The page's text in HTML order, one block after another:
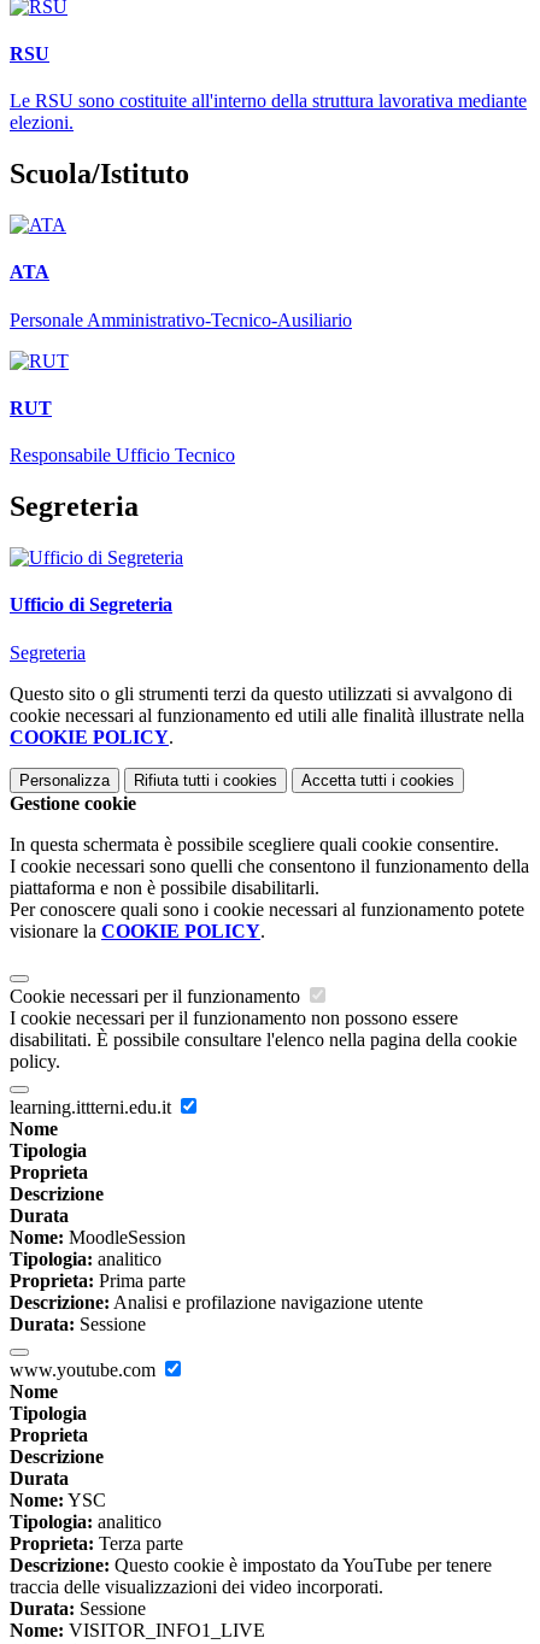
RSU
Le RSU sono costituite all'interno della struttura lavorativa mediante
elezioni.
Scuola/Istituto
ATA
Personale Amministrativo-Tecnico-Ausiliario
RUT
Responsabile Ufficio Tecnico
Segreteria
Ufficio di Segreteria
Segreteria
Questo sito o gli strumenti terzi da questo utilizzati si avvalgono di
cookie necessari al funzionamento ed utili alle finalità illustrate nella
COOKIE POLICY.
Personalizza Rifiuta tutti i cookies Accetta tutti i cookies
Gestione cookie
In questa schermata è possibile scegliere quali cookie consentire.
I cookie necessari sono quelli che consentono il funzionamento della
piattaforma e non è possibile disabilitarli.
Per conoscere quali sono i cookie necessari al funzionamento potete
visionare la COOKIE POLICY.
Cookie necessari per il funzionamento
I cookie necessari per il funzionamento non possono essere
disabilitati. È possibile consultare l'elenco nella pagina della cookie
policy.
learning.ittterni.edu.it
Nome
Tipologia
Proprieta
Descrizione
Durata
Nome: MoodleSession
Tipologia: analitico
Proprieta: Prima parte
Descrizione: Analisi e profilazione navigazione utente
Durata: Sessione
www.youtube.com
Nome
Tipologia
Proprieta
Descrizione
Durata
Nome: YSC
Tipologia: analitico
Proprieta: Terza parte
Descrizione: Questo cookie è impostato da YouTube per tenere
traccia delle visualizzazioni dei video incorporati.
Durata: Sessione
Nome: VISITOR_INFO1_LIVE